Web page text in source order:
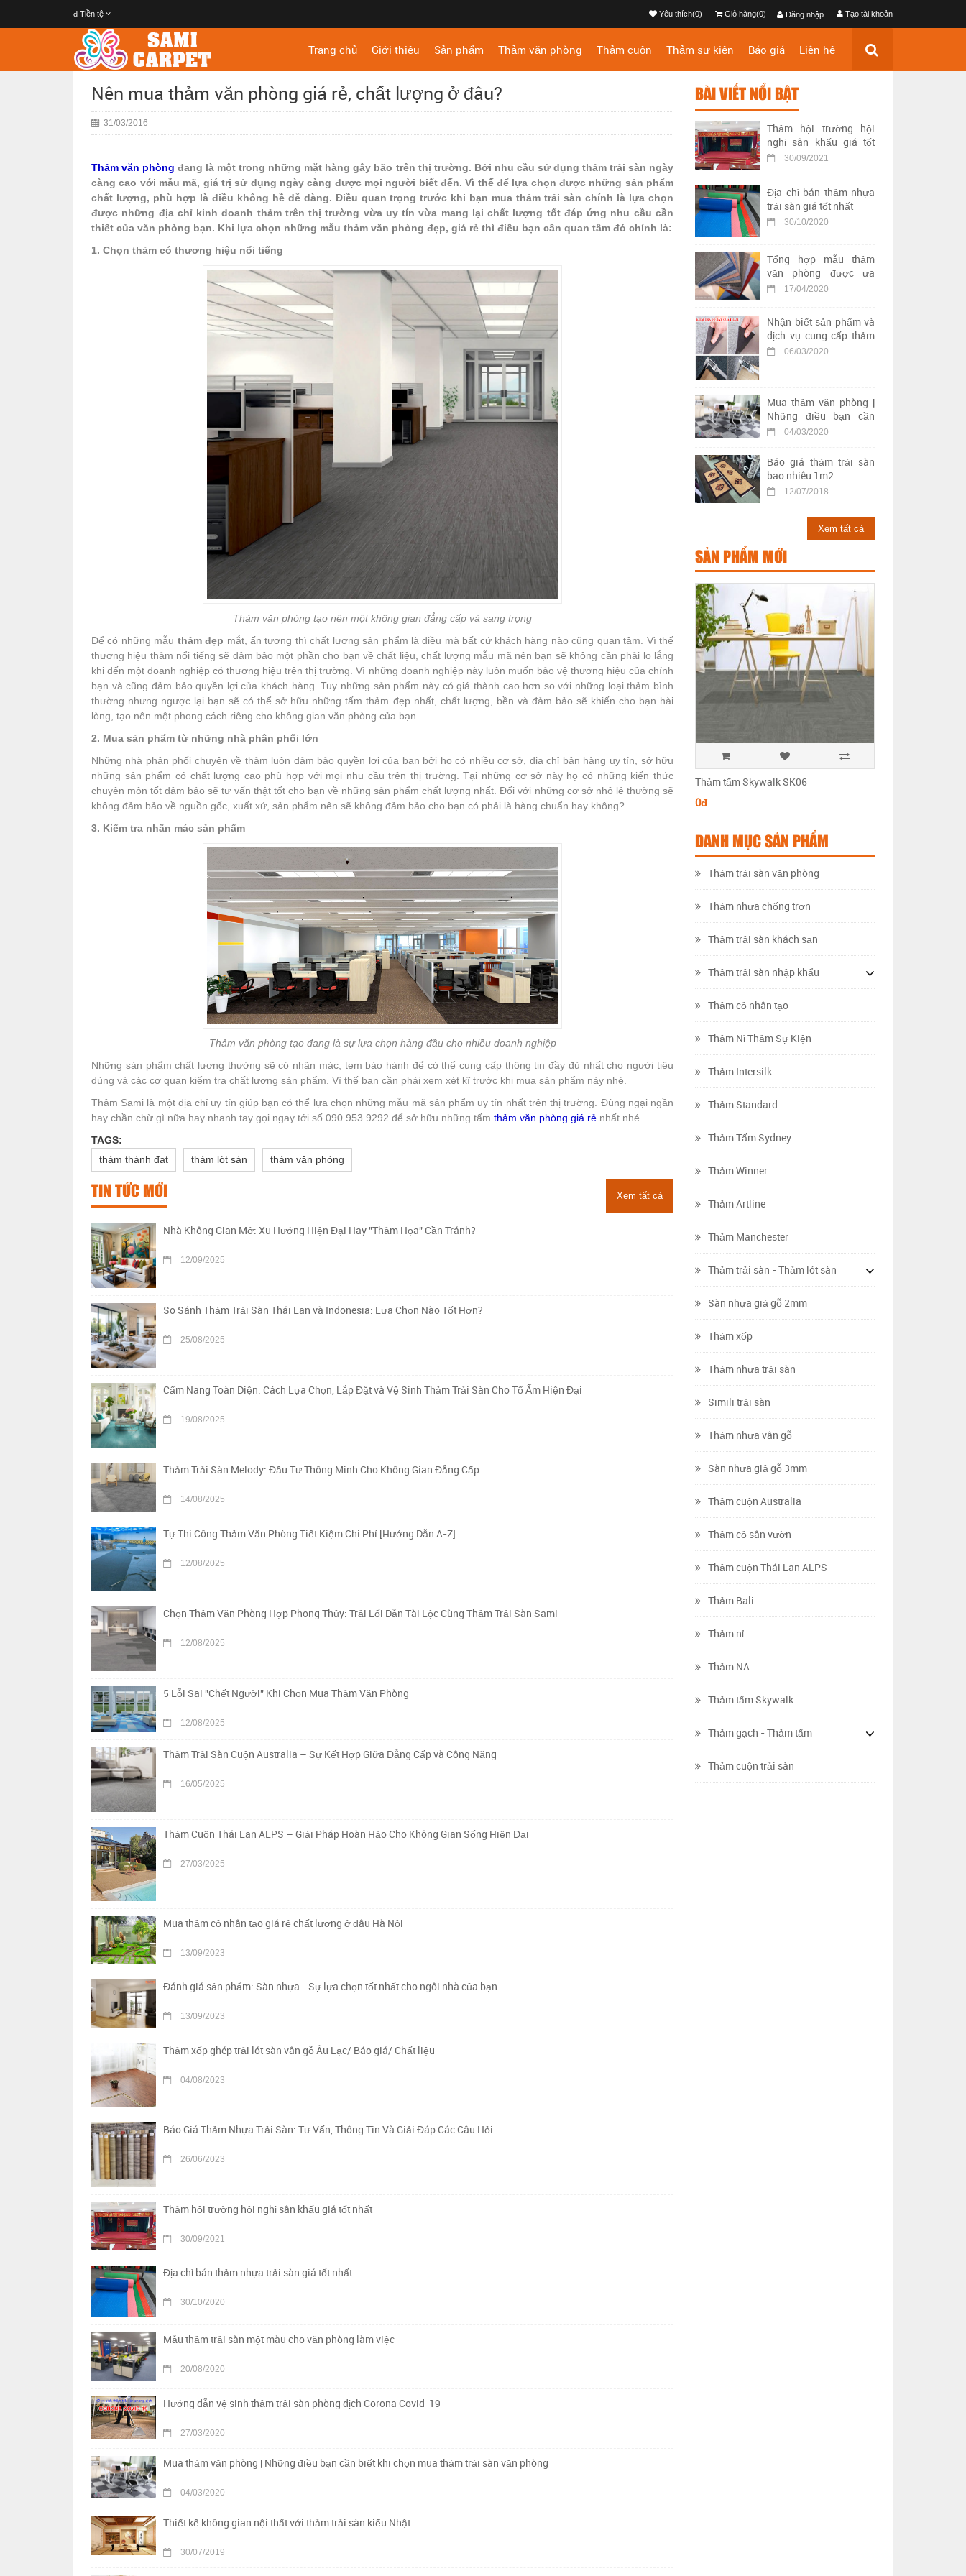
đ Tiền tệ Đăng nhập Tạo tài khoản
Yêu thích(0) Giỏ hàng(0)
Trang chủ Giới thiệu Sản phẩm Thảm văn phòng Thảm cuộn Thảm sự kiện Báo giá Liên hệ
Nên mua thảm văn phòng giá rẻ, chất lượng ở đâu?
31/03/2016
Thảm văn phòng đang là một trong những mặt hàng gây bão trên thị trường. Bởi nhu cầu sử dụng thảm trải sàn ngày
càng cao với mẫu mã, giá trị sử dụng ngày càng được mọi người biết đến. Vì thế để lựa chọn được những sản phẩm
chất lượng, phù hợp là điều không hề dễ dàng. Điều quan trọng trước khi bạn mua thảm trải sàn chính là lựa chọn
được những địa chỉ kinh doanh thảm trên thị trường vừa uy tín vừa mang lại chất lượng tốt đáp ứng nhu cầu cần
thiết của văn phòng bạn. Khi lựa chọn những mẫu thảm văn phòng đẹp, giá rẻ thì điều bạn cần quan tâm đó chính là:
1. Chọn thảm có thương hiệu nổi tiếng
Thảm văn phòng tạo nên một không gian đẳng cấp và sang trọng
Để có những mẫu thảm đẹp mắt, ấn tượng thì chất lượng sản phẩm là điều mà bất cứ khách hàng nào cũng quan tâm. Vì thế
thương hiệu thảm nổi tiếng sẽ đảm bảo một phần cho bạn về chất liệu, chất lượng mẫu mã nên bạn sẽ không cần phải lo lắng
khi đến một doanh nghiệp có thương hiệu trên thị trường. Vì những doanh nghiệp này luôn muốn bảo vệ thương hiệu của chính
bạn và cũng đảm bảo quyền lợi của khách hàng. Tuy những sản phẩm này có giá thành cao hơn so với những loại thảm bình
thường nhưng ngược lại bạn sẽ có thể sở hữu những tấm thảm đẹp nhất, chất lượng, bền và đảm bảo sẽ khiến cho bạn hài
lòng, tạo nên một phong cách riêng cho không gian văn phòng của bạn.
2. Mua sản phẩm từ những nhà phân phối lớn
Những nhà phân phối chuyên về thảm luôn đảm bảo quyền lợi của bạn bởi họ có nhiều cơ sở, địa chỉ bản hàng uy tín, sở hữu
những sản phẩm có chất lượng cao phù hợp với mọi nhu cầu trên thị trường. Tại những cơ sở này họ có những kiến thức
chuyên môn tốt đảm bảo sẽ tư vấn thật tốt cho bạn về những sản phẩm chất lượng nhất. Đối với những cơ sở nhỏ lẻ thường sẽ
không đảm bảo về nguồn gốc, xuất xứ, sản phẩm nên sẽ không đảm bảo cho bạn có phải là hàng chuẩn hay không?
3. Kiểm tra nhãn mác sản phẩm
Thảm văn phòng tạo đang là sự lựa chọn hàng đầu cho nhiều doanh nghiệp
Những sản phẩm chất lượng thường sẽ có nhãn mác, tem bảo hành để có thể cung cấp thông tin đầy đủ nhất cho người tiêu
dùng và các cơ quan kiểm tra chất lượng sản phẩm. Vì thế bạn cần phải xem xét kĩ trước khi mua sản phẩm này nhé.
Thảm Sami là một địa chỉ uy tín giúp bạn có thể lựa chọn những mẫu mã sản phẩm uy tín nhất trên thị trường. Đùng ngại ngần
hay chần chừ gì nữa hay nhanh tay gọi ngay tới số 090.953.9292 để sở hữu những tấm thảm văn phòng giá rẻ nhất nhé.
TAGS:
thảm thành đạt
thảm lót sàn thảm văn phòng
TIN TỨC MỚI Xem tất cả
Nhà Không Gian Mở: Xu Hướng Hiện Đại Hay "Thảm Họa" Cần Tránh?
12/09/2025
So Sánh Thảm Trải Sàn Thái Lan và Indonesia: Lựa Chọn Nào Tốt Hơn?
25/08/2025
Cẩm Nang Toàn Diện: Cách Lựa Chọn, Lắp Đặt và Vệ Sinh Thảm Trải Sàn Cho Tổ Ấm Hiện Đại
19/08/2025
Thảm Trải Sàn Melody: Đầu Tư Thông Minh Cho Không Gian Đẳng Cấp
14/08/2025
Tự Thi Công Thảm Văn Phòng Tiết Kiệm Chi Phí [Hướng Dẫn A-Z]
12/08/2025
Chọn Thảm Văn Phòng Hợp Phong Thủy: Trải Lối Dẫn Tài Lộc Cùng Thảm Trải Sàn Sami
12/08/2025
5 Lỗi Sai "Chết Người" Khi Chọn Mua Thảm Văn Phòng
12/08/2025
Thảm Trải Sàn Cuộn Australia – Sự Kết Hợp Giữa Đẳng Cấp và Công Năng
16/05/2025
Thảm Cuộn Thái Lan ALPS – Giải Pháp Hoàn Hảo Cho Không Gian Sống Hiện Đại
27/03/2025
Mua thảm cỏ nhân tạo giá rẻ chất lượng ở đâu Hà Nội
13/09/2023
Đánh giá sản phẩm: Sàn nhựa - Sự lựa chọn tốt nhất cho ngôi nhà của bạn
13/09/2023
Thảm xốp ghép trải lót sàn vân gỗ Âu Lạc/ Báo giá/ Chất liệu
04/08/2023
Báo Giá Thảm Nhựa Trải Sàn: Tư Vấn, Thông Tin Và Giải Đáp Các Câu Hỏi
26/06/2023
Thảm hội trường hội nghị sân khấu giá tốt nhất
30/09/2021
Địa chỉ bán thảm nhựa trải sàn giá tốt nhất
30/10/2020
Mẫu thảm trải sàn một màu cho văn phòng làm việc
20/08/2020
Hướng dẫn vệ sinh thảm trải sàn phòng dịch Corona Covid-19
27/03/2020
Mua thảm văn phòng | Những điều bạn cần biết khi chọn mua thảm trải sàn văn phòng
04/03/2020
Thiết kế không gian nội thất với thảm trải sàn kiểu Nhật
30/07/2019
BÀI VIẾT NỔI BẬT
Thảm hội trường hội
nghị sân khấu giá tốt
nhất30/09/2021
Địa chỉ bán thảm nhựa
trải sàn giá tốt nhất
30/10/2020
Tổng hợp mẫu thảm
văn phòng được ưa
chuộng nhất hiện nay
17/04/2020
Nhận biết sản phẩm và
dịch vụ cung cấp thảm
trải sàn kém chất lượng
06/03/2020
Mua thảm văn phòng |
Những điều bạn cần
biết khi chọn mua thảm
04/03/2020
Báo giá thảm trải sàn
bao nhiêu 1m2
12/07/2018
Xem tất cả
SẢN PHẨM MỚI
Thảm tấm Skywalk SK06
0đ
DANH MỤC SẢN PHẨM
Thảm trải sàn văn phòng
Thảm nhựa chống trơn
Thảm trải sàn khách sạn
Thảm trải sàn nhập khẩu
Thảm cỏ nhân tạo
Thảm Nỉ Thảm Sự Kiện
Thảm Intersilk
Thảm Standard
Thảm Tấm Sydney
Thảm Winner
Thảm Artline
Thảm Manchester
Thảm trải sàn - Thảm lót sàn
Sàn nhựa giả gỗ 2mm
Thảm xốp
Thảm nhựa trải sàn
Simili trải sàn
Thảm nhựa vân gỗ
Sàn nhựa giả gỗ 3mm
Thảm cuộn Australia
Thảm cỏ sân vườn
Thảm cuộn Thái Lan ALPS
Thảm Bali
Thảm nỉ
Thảm NA
Thảm tấm Skywalk
Thảm gạch - Thảm tấm
Thảm cuộn trải sàn